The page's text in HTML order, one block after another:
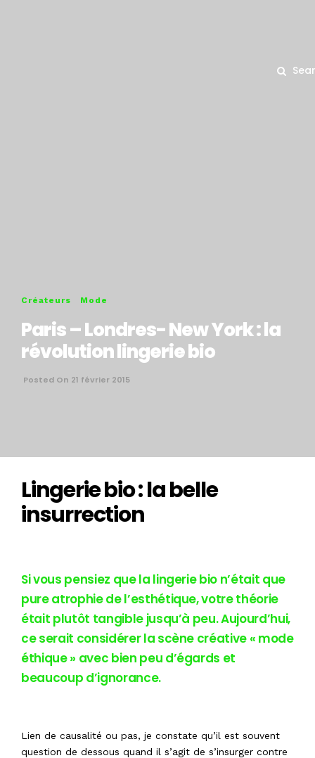
Créateurs Mode
Paris – Londres- New York : la
révolution lingerie bio
Posted On 21 février 2015
Lingerie bio : la belle
insurrection
Si vous pensiez que la lingerie bio n’était que
pure atrophie de l’esthétique, votre théorie
était plutôt tangible jusqu’à peu. Aujourd’hui,
ce serait considérer la scène créative « mode
éthique » avec bien peu d’égards et
beaucoup d’ignorance.
Lien de causalité ou pas, je constate qu’il est souvent
question de dessous quand il s’agit de s’insurger contre